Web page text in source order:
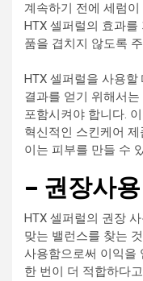
계속하기 전에 세럼
HTX 셀퍼럴의 효과
품을 겹치지 않도록
HTX 셀퍼럴을 사용
결과를 얻기 위해서
포함시켜야 합니다.
혁신적인 스킨케어
이는 피부를 만들 수
– 권장사
HTX 셀퍼럴의 권장
맞는 밸런스를 찾는
사용함으로써 이익을
한 번이 더 적합하다